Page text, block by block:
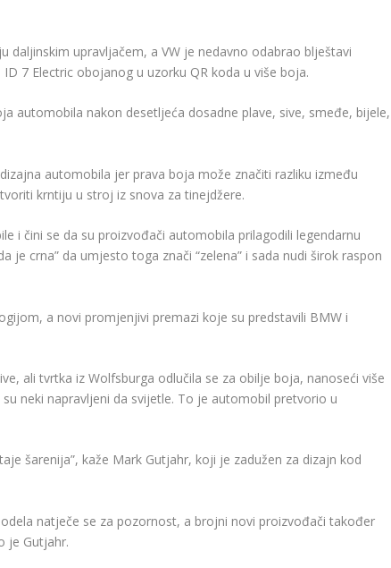
upravljačem, a VW je nedavno odabrao blještavi
7 Electric obojanog u uzorku QR koda u više boja.
automobila nakon desetljeća dosadne plave, sive, smeđe, bijele,
automobila jer prava boja može značiti razliku između
krntiju u stroj iz snova za tinejdžere.
i čini se da su proizvođači automobila prilagodili legendarnu
je crna” da umjesto toga znači “zelena” i sada nudi širok raspon
a novi promjenjivi premazi koje su predstavili BMW i
ali tvrtka iz Wolfsburga odlučila se za obilje boja, nanoseći više
neki napravljeni da svijetle. To je automobil pretvorio u
šarenija”, kaže Mark Gutjahr, koji je zadužen za dizajn kod
natječe se za pozornost, a brojni novi proizvođači također
je Gutjahr.